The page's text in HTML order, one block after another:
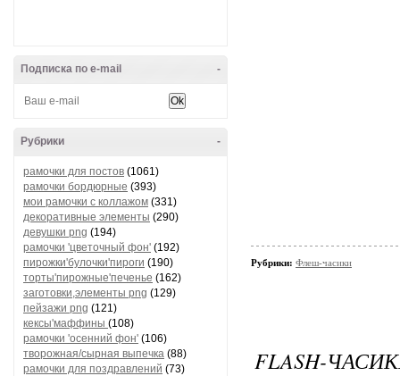
-
Подписка по e-mail
-
Рубрики
рамочки для постов (1061)
рамочки бордюрные (393)
мои рамочки с коллажом (331)
декоративные элементы (290)
девушки png (194)
рамочки 'цветочный фон' (192)
пирожки'булочки'пироги (190)
торты'пирожные'печенье (162)
заготовки,элементы png (129)
пейзажи png (121)
кексы'маффины (108)
рамочки 'осенний фон' (106)
творожная/сырная выпечка (88)
рамочки для поздравлений (73)
Рубрики: Флеш-часики
FLASH-